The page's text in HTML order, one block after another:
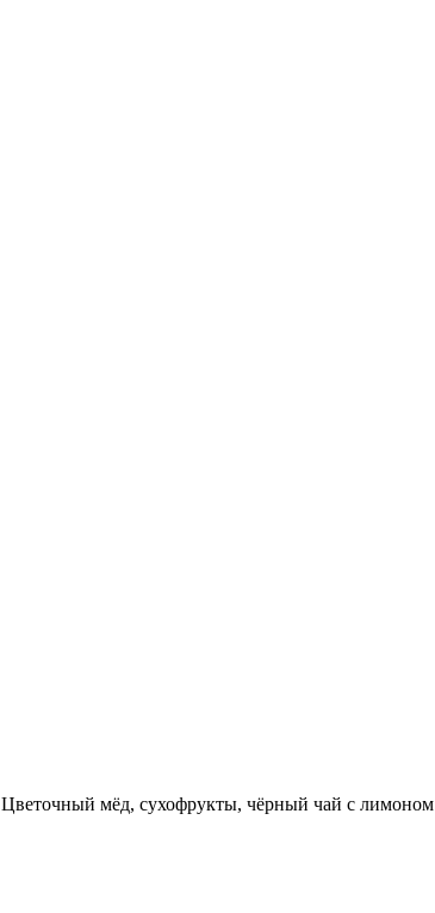
Цветочный мёд, сухофрукты, чёрный чай с лимоном